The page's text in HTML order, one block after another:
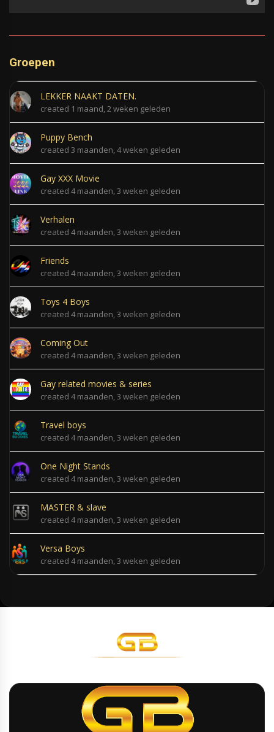
Groepen
LEKKER NAAKT DATEN.
created 1 maand, 2 weken geleden
Puppy Bench
created 3 maanden, 4 weken geleden
Gay XXX Movie
created 4 maanden, 3 weken geleden
Verhalen
created 4 maanden, 3 weken geleden
Friends
created 4 maanden, 3 weken geleden
Toys 4 Boys
created 4 maanden, 3 weken geleden
Coming Out
created 4 maanden, 3 weken geleden
Gay related movies & series
created 4 maanden, 3 weken geleden
Travel boys
created 4 maanden, 3 weken geleden
One Night Stands
created 4 maanden, 3 weken geleden
MASTER & slave
created 4 maanden, 3 weken geleden
Versa Boys
created 4 maanden, 3 weken geleden